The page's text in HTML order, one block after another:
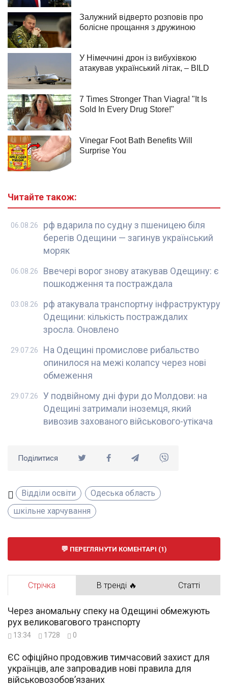
Читайте також:
рф вдарила по судну з пшеницею біля
берегів Одещини — загинув український
моряк
06.08.26
Ввечері ворог знову атакував Одещину: є
пошкодження та постраждала
06.08.26
рф атакувала транспортну інфраструктуру
Одещини: кількість постраждалих
зросла. Оновлено
03.08.26
На Одещині промислове рибальство
опинилося на межі колапсу через нові
обмеження
29.07.26
У подвійному дні фури до Молдови: на
Одещині затримали іноземця, який
вивозив захованого військового-утікача
29.07.26
Поділитися
Відділи освіти
Одеська область
шкільне харчування
ПЕРЕГЛЯНУТИ КОМЕНТАРІ (1)
Стрічка В тренді 🔥 Статті
Через аномальну спеку на Одещині обмежують
рух великовагового транспорту
13:34 1728 0
ЄС офіційно продовжив тимчасовий захист для
українців, але запровадив нові правила для
військовозобов’язаних